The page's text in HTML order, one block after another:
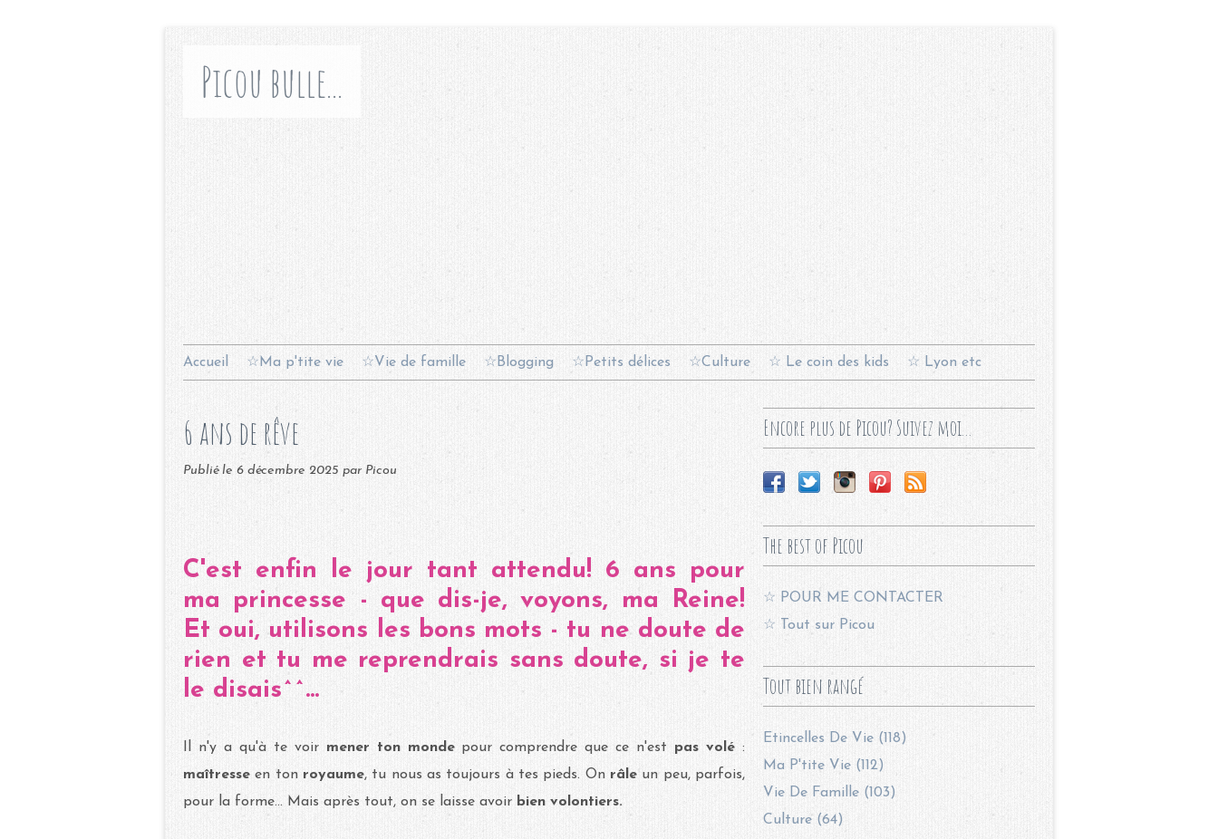
Picou bulle...
Accueil ☆Ma p'tite vie ☆Vie de famille ☆Blogging ☆Petits délices ☆Culture ☆ Le coin des kids ☆ Lyon etc
6 ans de rêve
Publié le 6 décembre 2025 par Picou
C'est enfin le jour tant attendu! 6 ans pour
ma princesse - que dis-je, voyons, ma Reine!
Et oui, utilisons les bons mots - tu ne doute de
rien et tu me reprendrais sans doute, si je te
le disais^^...
Il n'y a qu'à te voir mener ton mondepour comprendre que ce n'est pas volé :
maîtresseen ton royaume, tu nous as toujours à tes pieds. On râle un peu, parfois,
pour la forme... Mais après tout, on se laisse avoir bien volontiers.
Encore plus de Picou? Suivez moi...
The best of Picou
☆ POUR ME CONTACTER
☆ Tout sur Picou
Tout bien rangé
Etincelles De Vie (118)
Ma P'tite Vie (112)
Vie De Famille (103)
Culture (64)